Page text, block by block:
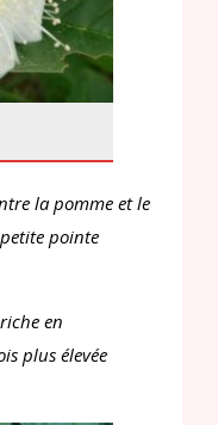
la pomme et le
pointe
en
plus élevée